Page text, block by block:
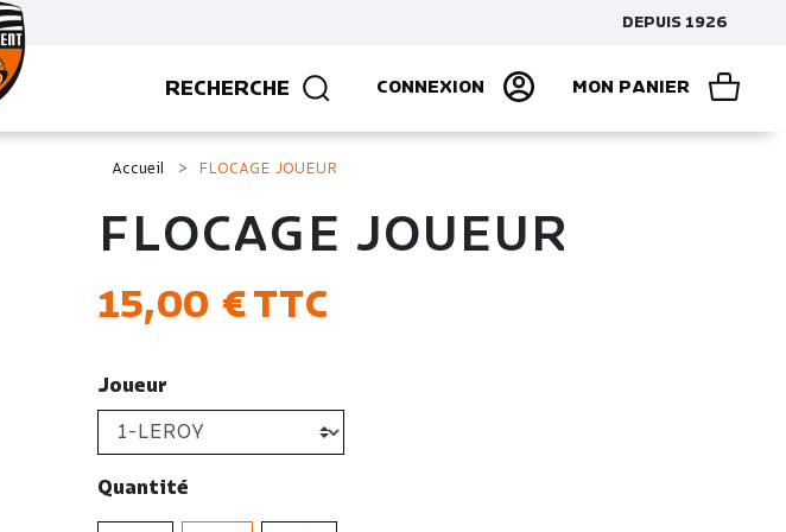
DEPUIS 1926
RECHERCHE CONNEXION MON PANIER
Accueil FLOCAGE JOUEUR
FLOCAGE JOUEUR
15,00 € TTC
Joueur
Quantité